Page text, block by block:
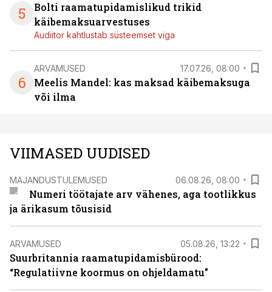
5
Bolti raamatupidamislikud trikid
käibemaksuarvestuses
Audiitor kahtlustab süsteemset viga
6
ARVAMUSED 17.07.26, 08:00
Meelis Mandel: kas maksad käibemaksuga
või ilma
VIIMASED UUDISED
MAJANDUSTULEMUSED 06.08.26, 08:00
Numeri töötajate arv vähenes, aga tootlikkus
ja ärikasum tõusisid
ARVAMUSED 05.08.26, 13:22
Suurbritannia raamatupidamisbürood:
“Regulatiivne koormus on ohjeldamatu”